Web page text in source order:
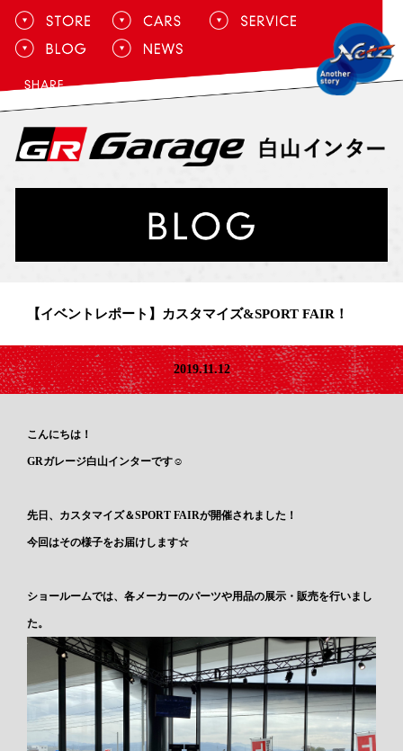
【イベントレポート】カスタマイズ&SPORT FAIR！
2019.11.12
こんにちは！
GRガレージ白山インターです☺
先日、カスタマイズ＆SPORT FAIRが開催されました！
今回はその様子をお届けします☆
ショールームでは、各メーカーのパーツや用品の展示・販売を行いまし
た。